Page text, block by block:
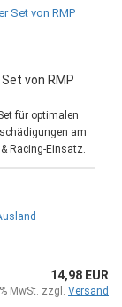
von RMP
für optimalen
am
Racing-Einsatz.
14,98 EUR
MwSt. zzgl. Versand